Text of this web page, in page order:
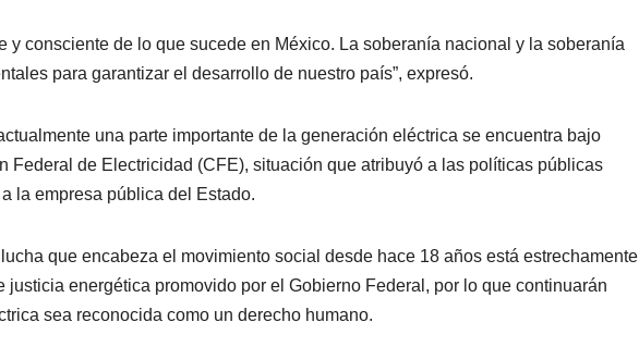
y consciente de lo que sucede en México. La soberanía nacional y la soberanía
para garantizar el desarrollo de nuestro país”, expresó.
una parte importante de la generación eléctrica se encuentra bajo
Federal de Electricidad (CFE), situación que atribuyó a las políticas públicas
la empresa pública del Estado.
que encabeza el movimiento social desde hace 18 años está estrechamente
justicia energética promovido por el Gobierno Federal, por lo que continuarán
sea reconocida como un derecho humano.